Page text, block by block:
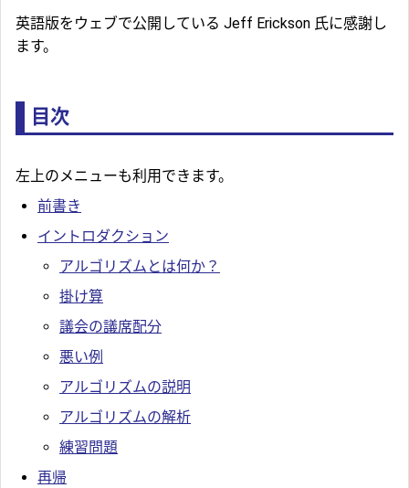
英語版をウェブで公開している Jeff Erickson 氏に感謝し
ます。
目次
左上のメニューも利用できます。
前書き
イントロダクション
アルゴリズムとは何か？
掛け算
議会の議席配分
悪い例
アルゴリズムの説明
アルゴリズムの解析
練習問題
再帰